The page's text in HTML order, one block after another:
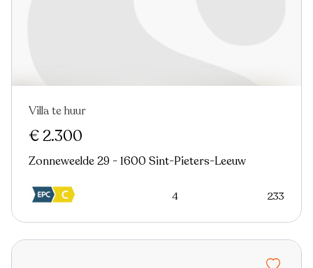
Villa te huur
€ 2.300
Zonneweelde 29 - 1600 Sint-Pieters-Leeuw
4 233